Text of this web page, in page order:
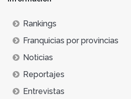
Rankings
Franquicias por provincias
Noticias
Reportajes
Entrevistas